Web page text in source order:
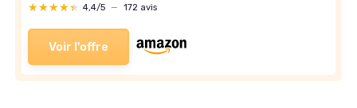
★★★★★
★★★★★ 4,4/5 — 172 avis
Voir l'offre